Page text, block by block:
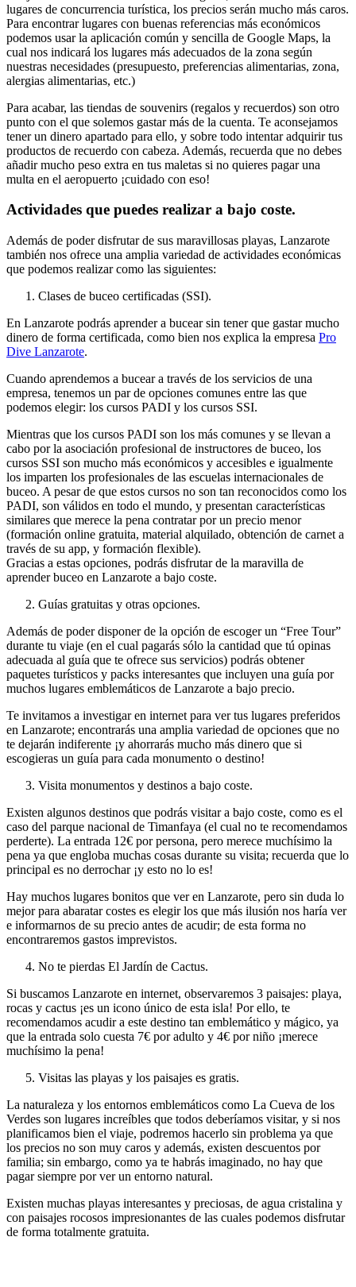
lugares de concurrencia turística, los precios serán mucho más caros.
Para encontrar lugares con buenas referencias más económicos
podemos usar la aplicación común y sencilla de Google Maps, la
cual nos indicará los lugares más adecuados de la zona según
nuestras necesidades (presupuesto, preferencias alimentarias, zona,
alergias alimentarias, etc.)
Para acabar, las tiendas de souvenirs (regalos y recuerdos) son otro
punto con el que solemos gastar más de la cuenta. Te aconsejamos
tener un dinero apartado para ello, y sobre todo intentar adquirir tus
productos de recuerdo con cabeza. Además, recuerda que no debes
añadir mucho peso extra en tus maletas si no quieres pagar una
multa en el aeropuerto ¡cuidado con eso!
Actividades que puedes realizar a bajo coste.
Además de poder disfrutar de sus maravillosas playas, Lanzarote
también nos ofrece una amplia variedad de actividades económicas
que podemos realizar como las siguientes:
Clases de buceo certificadas (SSI).
En Lanzarote podrás aprender a bucear sin tener que gastar mucho
dinero de forma certificada, como bien nos explica la empresa Pro
Dive Lanzarote.
Cuando aprendemos a bucear a través de los servicios de una
empresa, tenemos un par de opciones comunes entre las que
podemos elegir: los cursos PADI y los cursos SSI.
Mientras que los cursos PADI son los más comunes y se llevan a
cabo por la asociación profesional de instructores de buceo, los
cursos SSI son mucho más económicos y accesibles e igualmente
los imparten los profesionales de las escuelas internacionales de
buceo. A pesar de que estos cursos no son tan reconocidos como los
PADI, son válidos en todo el mundo, y presentan características
similares que merece la pena contratar por un precio menor
(formación online gratuita, material alquilado, obtención de carnet a
través de su app, y formación flexible).
Gracias a estas opciones, podrás disfrutar de la maravilla de
aprender buceo en Lanzarote a bajo coste.
Guías gratuitas y otras opciones.
Además de poder disponer de la opción de escoger un “Free Tour”
durante tu viaje (en el cual pagarás sólo la cantidad que tú opinas
adecuada al guía que te ofrece sus servicios) podrás obtener
paquetes turísticos y packs interesantes que incluyen una guía por
muchos lugares emblemáticos de Lanzarote a bajo precio.
Te invitamos a investigar en internet para ver tus lugares preferidos
en Lanzarote; encontrarás una amplia variedad de opciones que no
te dejarán indiferente ¡y ahorrarás mucho más dinero que si
escogieras un guía para cada monumento o destino!
Visita monumentos y destinos a bajo coste.
Existen algunos destinos que podrás visitar a bajo coste, como es el
caso del parque nacional de Timanfaya (el cual no te recomendamos
perderte). La entrada 12€ por persona, pero merece muchísimo la
pena ya que engloba muchas cosas durante su visita; recuerda que lo
principal es no derrochar ¡y esto no lo es!
Hay muchos lugares bonitos que ver en Lanzarote, pero sin duda lo
mejor para abaratar costes es elegir los que más ilusión nos haría ver
e informarnos de su precio antes de acudir; de esta forma no
encontraremos gastos imprevistos.
No te pierdas El Jardín de Cactus.
Si buscamos Lanzarote en internet, observaremos 3 paisajes: playa,
rocas y cactus ¡es un icono único de esta isla! Por ello, te
recomendamos acudir a este destino tan emblemático y mágico, ya
que la entrada solo cuesta 7€ por adulto y 4€ por niño ¡merece
muchísimo la pena!
Visitas las playas y los paisajes es gratis.
La naturaleza y los entornos emblemáticos como La Cueva de los
Verdes son lugares increíbles que todos deberíamos visitar, y si nos
planificamos bien el viaje, podremos hacerlo sin problema ya que
los precios no son muy caros y además, existen descuentos por
familia; sin embargo, como ya te habrás imaginado, no hay que
pagar siempre por ver un entorno natural.
Existen muchas playas interesantes y preciosas, de agua cristalina y
con paisajes rocosos impresionantes de las cuales podemos disfrutar
de forma totalmente gratuita.